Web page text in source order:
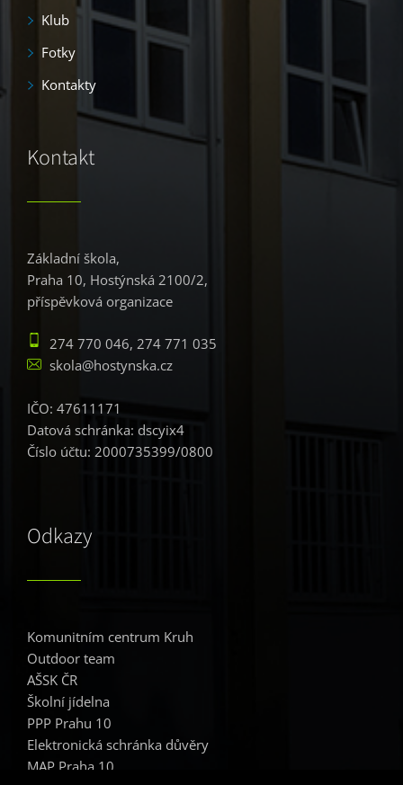
Klub
Fotky
Kontakty
Kontakt
Základní škola,
Praha 10, Hostýnská 2100/2,
příspěvková organizace
274 770 046, 274 771 035
skola@hostynska.cz
IČO: 47611171
Datová schránka: dscyix4
Číslo účtu: 2000735399/0800
Odkazy
Komunitním centrum Kruh
Outdoor team
AŠSK ČR
Školní jídelna
PPP Prahu 10
Elektronická schránka důvěry
MAP Praha 10